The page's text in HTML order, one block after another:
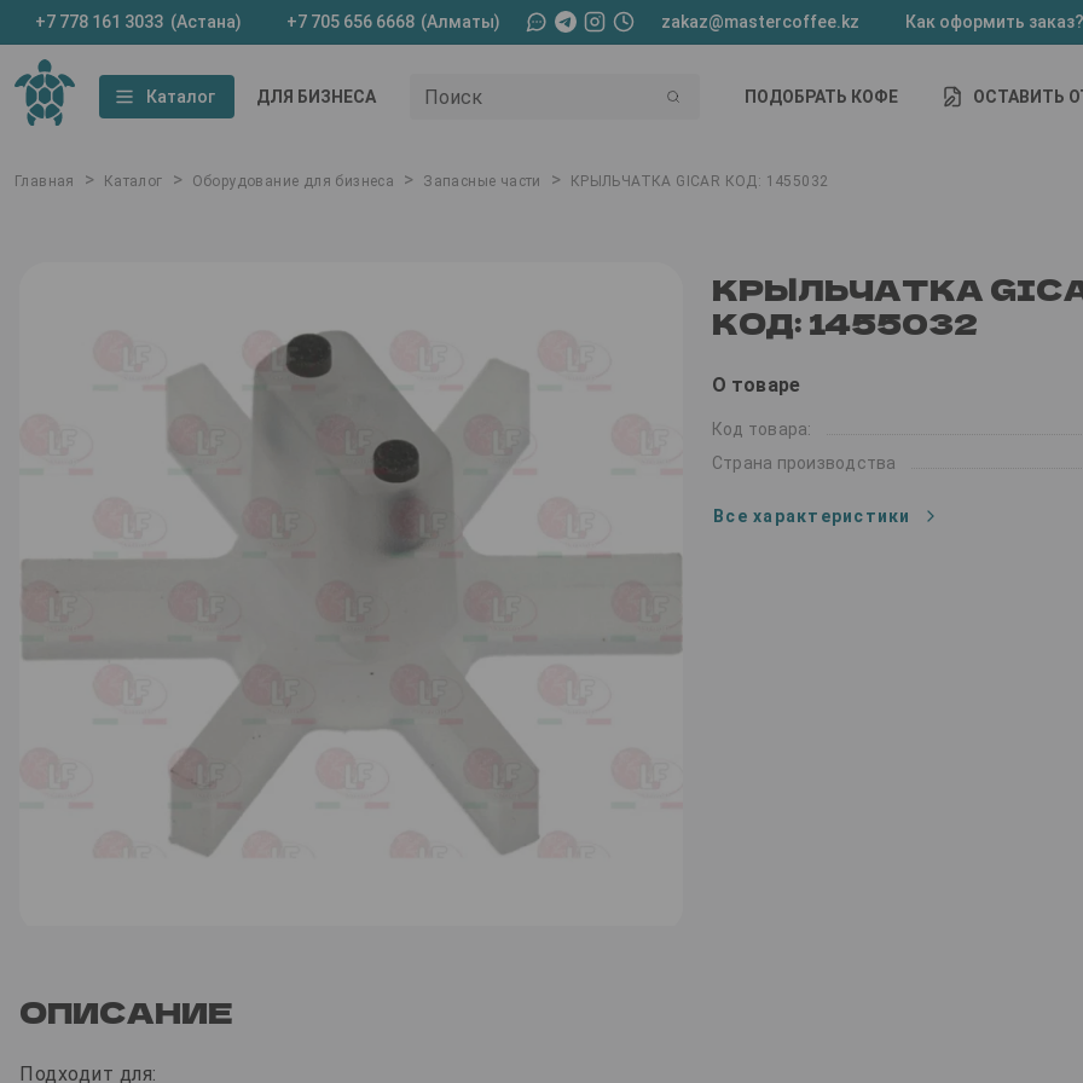
+7 778 161 3033 (Астана) +7 705 656 6668 (Алматы) zakaz@mastercoffee.kz Как оформить заказ?
Каталог ДЛЯ БИЗНЕСА Поиск ПОДОБРАТЬ КОФЕ ОСТАВИТЬ
Главная > Каталог > Оборудование для бизнеса > Запасные части > КРЫЛЬЧАТКА GICAR КОД: 1455032
КРЫЛЬЧАТКА
КОД: 1455032
О товаре
Код товара:
Страна производства
Все характеристики
ОПИСАНИЕ
Подходит для: